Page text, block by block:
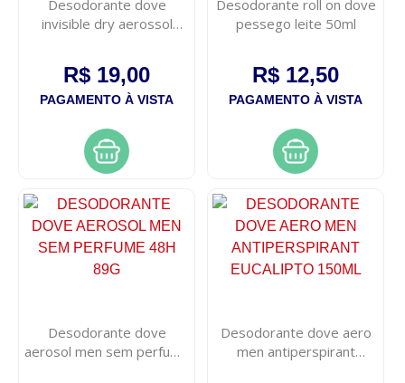
Desodorante dove
invisible dry aerossol
R$ 19,00
PAGAMENTO À VISTA
Desodorante roll on dove
pessego leite 50ml
R$ 12,50
PAGAMENTO À VISTA
Desodorante dove
aerosol men sem perfume
Desodorante dove aero
men antiperspirant